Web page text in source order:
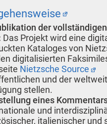
der
Das Projekt wird eine
Kataloges von
digitalisierten
Nietzsche Source
und der
stellen.
eines
und
italienischer und